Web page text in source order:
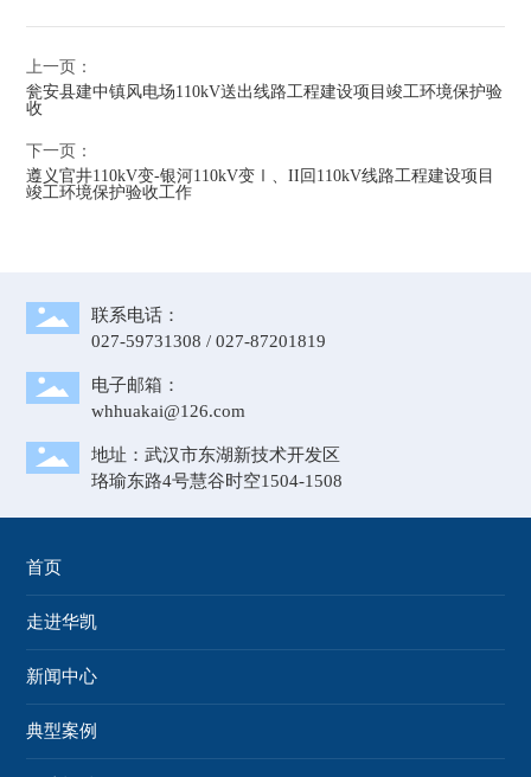
上一页：
瓮安县建中镇风电场110kV送出线路工程建设项目竣工环境保护验
收
下一页：
遵义官井110kV变-银河110kV变Ⅰ、II回110kV线路工程建设项目
竣工环境保护验收工作
联系电话：
027-59731308 /027-87201819
电子邮箱：
whhuakai@126.com
地址：武汉市东湖新技术开发区
珞瑜东路4号慧谷时空1504-1508
首页
走进华凯
新闻中心
典型案例